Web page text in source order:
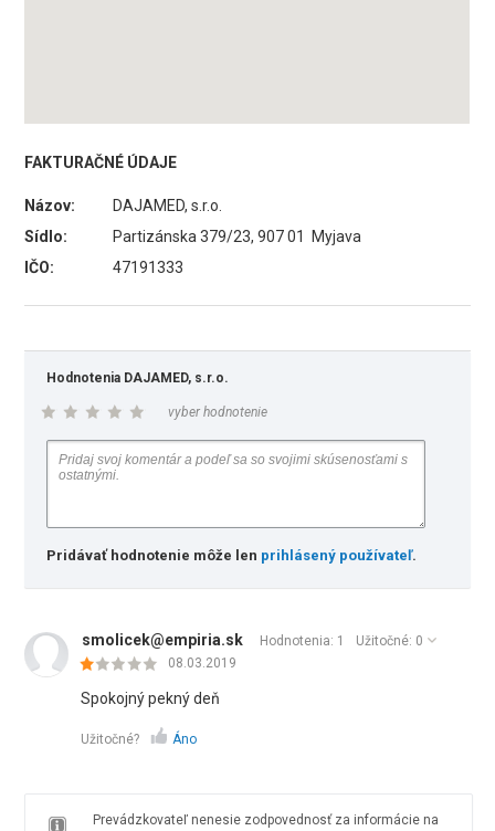
FAKTURAČNÉ ÚDAJE
Názov:
DAJAMED, s.r.o.
Sídlo:
Partizánska 379/23, 907 01 Myjava
IČO:
47191333
Hodnotenia DAJAMED, s.r.o.
vyber hodnotenie
Pridávať hodnotenie môže len prihlásený používateľ.
smolicek@empiria.sk Hodnotenia: 1 Užitočné: 0
08.03.2019
Spokojný pekný deň
Užitočné? Áno
Prevádzkovateľ nenesie zodpovednosť za informácie na